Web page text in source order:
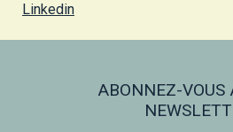
Linkedin
ABONNEZ-VOUS